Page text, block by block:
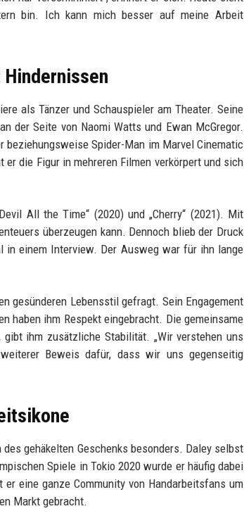
bin. Ich kann mich besser auf meine Arbeit
als Tänzer und Schauspieler am Theater. Seine
der Seite von Naomi Watts und Ewan McGregor.
beziehungsweise Spider-Man im Marvel Cinematic
die Figur in mehreren Filmen verkörpert und sich
All the Time“ (2020) und „Cherry“ (2021). Mit
überzeugen kann. Dennoch blieb der Druck
in einem Interview. Der Ausweg war für ihn lange
gesünderen Lebensstil gefragt. Sein Engagement
haben ihm Respekt eingebracht. Die gemeinsame
ihm zusätzliche Stabilität. „Wir verstehen uns
Beweis dafür, dass wir uns gegenseitig
gehäkelten Geschenks besonders. Daley selbst
Spiele in Tokio 2020 wurde er häufig dabei
eine ganze Community von Handarbeitsfans um
Markt gebracht.